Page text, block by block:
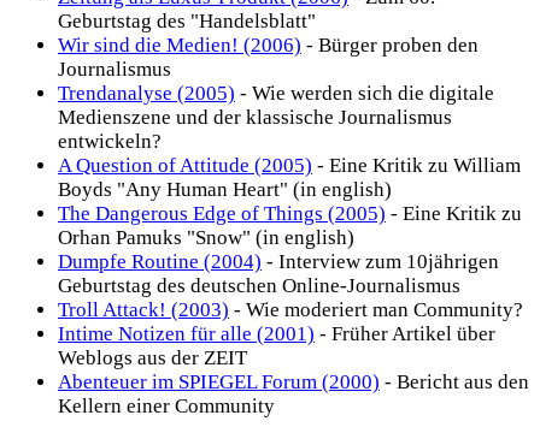
Geburtstag des "Handelsblatt"
Wir sind die Medien! (2006) - Bürger proben den
Journalismus
Trendanalyse (2005) - Wie werden sich die digitale
Medienszene und der klassische Journalismus
entwickeln?
A Question of Attitude (2005) - Eine Kritik zu William
Boyds "Any Human Heart" (in english)
The Dangerous Edge of Things (2005) - Eine Kritik zu
Orhan Pamuks "Snow" (in english)
Dumpfe Routine (2004) - Interview zum 10jährigen
Geburtstag des deutschen Online-Journalismus
Troll Attack! (2003) - Wie moderiert man Community?
Intime Notizen für alle (2001) - Früher Artikel über
Weblogs aus der ZEIT
Abenteuer im SPIEGEL Forum (2000) - Bericht aus den
Kellern einer Community